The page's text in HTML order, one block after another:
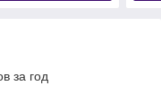
за год